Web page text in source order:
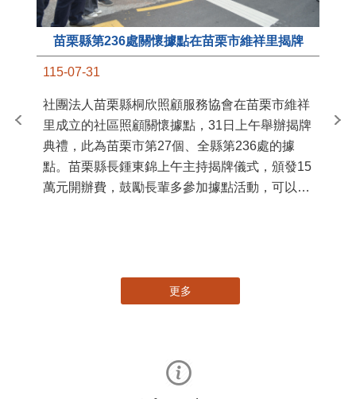
苗栗縣第236處關懷據點在苗栗市維祥里揭牌
115-07-31
社團法人苗栗縣桐欣照顧服務協會在苗栗市維祥
里成立的社區照顧關懷據點，31日上午舉辦揭牌
典禮，此為苗栗市第27個、全縣第236處的據
點。苗栗縣長鍾東錦上午主持揭牌儀式，頒發15
萬元開辦費，鼓勵長輩多參加據點活動，可以更
苗
更多